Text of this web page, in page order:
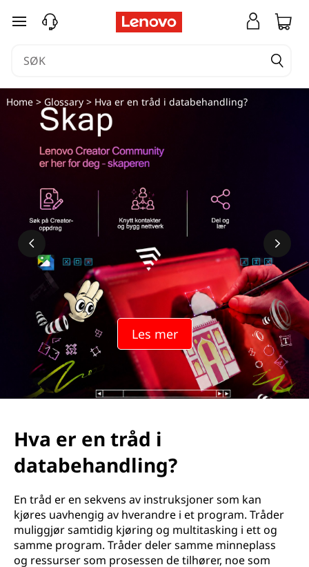
H
e
a
h
gå til hovedinnhold
Les mer
Home> Glossary> Hva er en tråd i databehandling?
Hva er en tråd i
databehandling?
En tråd er en sekvens av instruksjoner som kan
kjøres uavhengig av hverandre i et program. Tråder
muliggjør samtidig kjøring og multitasking i ett og
samme program. Tråder deler samme minneplass
og ressurser som prosessen de tilhører, noe som